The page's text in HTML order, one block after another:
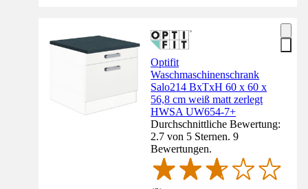
Optifit
Waschmaschinenschrank
Salo214 BxTxH 60 x 60 x
56,8 cm weiß matt zerlegt
HWSA UW654-7+
Durchschnittliche Bewertung:
2.7 von 5 Sternen. 9
Bewertungen.